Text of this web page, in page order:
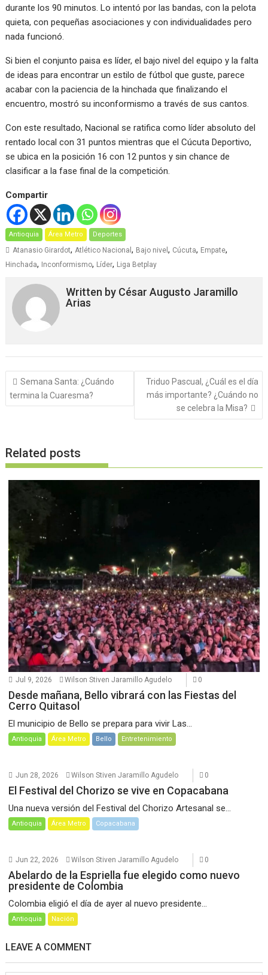
durante los 90 minutos. Lo intentó por las bandas, con la pelota
quieta, con pequeñas asociaciones y con individualidades pero
nada funcionó.
Si bien el conjunto paisa es líder, el bajo nivel del equipo y la falta
de ideas para encontrar un estilo de fútbol que guste, parece
acabar con la paciencia de la hinchada que finalizando el
encuentro, mostró su inconformismo a través de sus cantos.
Con este resultado, Nacional se ratifica como líder absoluto del
rentado local con 31 puntos mientras que el Cúcuta Deportivo,
se ubica en la posición 16 con 12 puntos y sin chance de
clasificar a la fase final de la competición.
Compartir
Antioquia Área Metro Deportes
Atanasio Girardot,Atlético Nacional, Bajo nivel, Cúcuta, Empate,
Hinchada, Inconformismo, Líder, Liga Betplay
Written by César Augusto Jaramillo
Arias
Navegación
de
entradas
Semana Santa: ¿Cuándo
termina la Cuaresma?
Triduo Pascual, ¿Cuál es el día
más importante? ¿Cuándo no
se celebra la Misa?
Related posts
Jul 9, 2026 Wilson Stiven Jaramillo Agudelo 0
Desde mañana, Bello vibrará con las Fiestas del
Cerro Quitasol
El municipio de Bello se prepara para vivir Las...
Antioquia Área Metro Bello Entretenimiento
Jun 28, 2026 Wilson Stiven Jaramillo Agudelo 0
El Festival del Chorizo se vive en Copacabana
Una nueva versión del Festival del Chorizo Artesanal se...
Antioquia Área Metro Copacabana
Jun 22, 2026 Wilson Stiven Jaramillo Agudelo 0
Abelardo de la Espriella fue elegido como nuevo
presidente de Colombia
Colombia eligió el día de ayer al nuevo presidente...
Antioquia Nación
LEAVE A COMMENT